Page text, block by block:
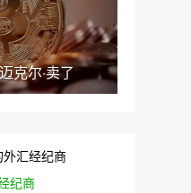
克尔·卖了
汇经纪商
纪商